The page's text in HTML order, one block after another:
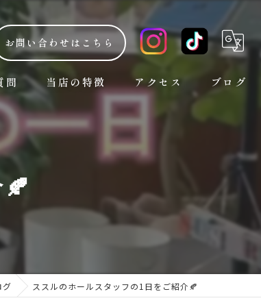
お問い合わせはこちら
問 当店の特徴
朝7時から
おしゃれ
アクセス ブログ
グ ススルのホールスタッフの1日をご紹介🍂